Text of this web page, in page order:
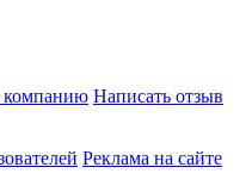
компанию Написать отзыв
Реклама на сайте